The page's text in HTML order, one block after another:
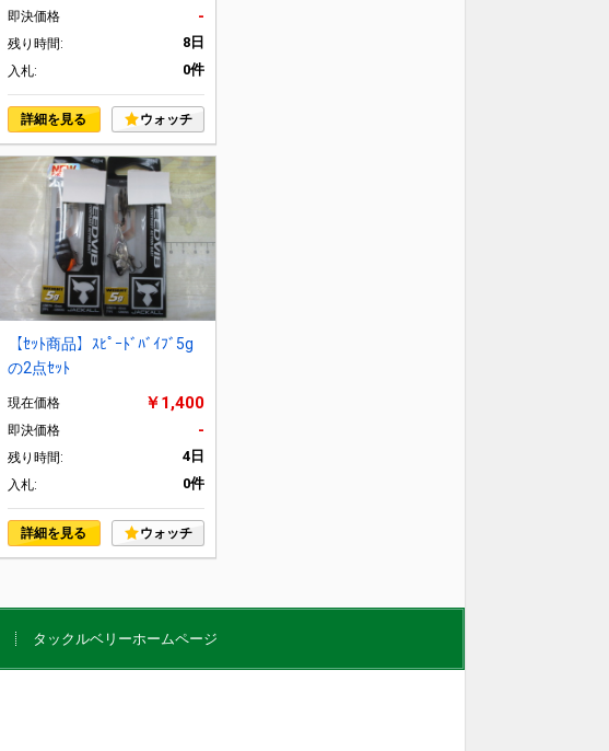
即決価格 -
残り時間: 8日
入札: 0件
詳細を見る ウォッチ
【ｾｯﾄ商品】ｽﾋﾟｰﾄﾞﾊﾞｲﾌﾞ5g
の2点ｾｯﾄ
現在価格 ￥1,400
即決価格 -
残り時間: 4日
入札: 0件
詳細を見る ウォッチ
タックルベリーホームページ